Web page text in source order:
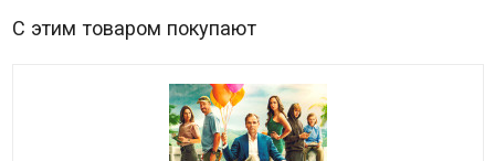
С этим товаром покупают